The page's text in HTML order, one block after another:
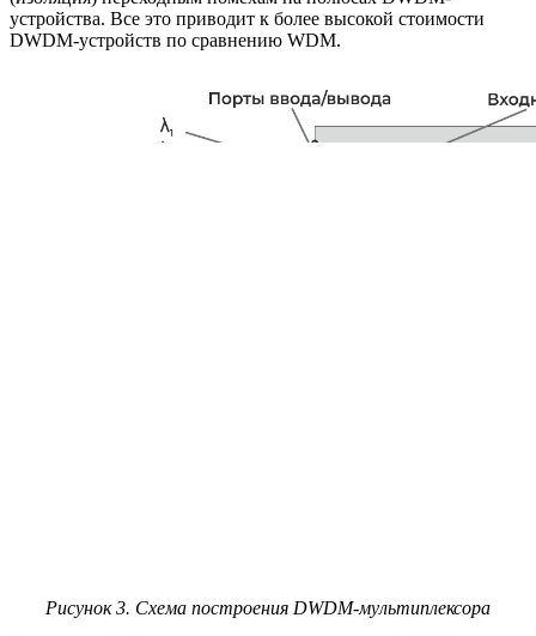
устройства. Все это приводит к более высокой стоимости
DWDM-устройств по сравнению WDM.
Рисунок 3. Схема построения DWDM-мультиплексора